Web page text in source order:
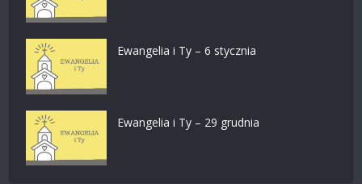
Ewangelia i Ty – 6 stycznia
Ewangelia i Ty – 29 grudnia